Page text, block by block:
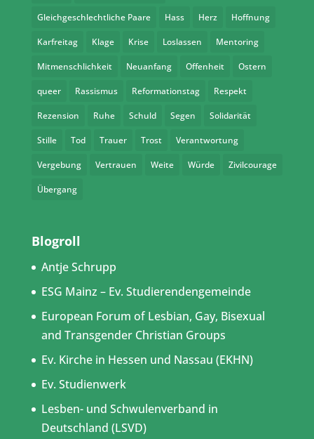
Gleichgeschlechtliche Paare Hass Herz Hoffnung
Karfreitag Klage Krise Loslassen Mentoring
Mitmenschlichkeit Neuanfang Offenheit Ostern
queer Rassismus Reformationstag Respekt
Rezension Ruhe Schuld Segen Solidarität
Stille Tod Trauer Trost Verantwortung
Vergebung Vertrauen Weite Würde Zivilcourage
Übergang
Blogroll
Antje Schrupp
ESG Mainz – Ev. Studierendengemeinde
European Forum of Lesbian, Gay, Bisexual
and Transgender Christian Groups
Ev. Kirche in Hessen und Nassau (EKHN)
Ev. Studienwerk
Lesben- und Schwulenverband in
Deutschland (LSVD)